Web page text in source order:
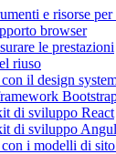
e risorse
browser
le prestazioni
riuso
il design
di sviluppo React
di sviluppo
i modelli di